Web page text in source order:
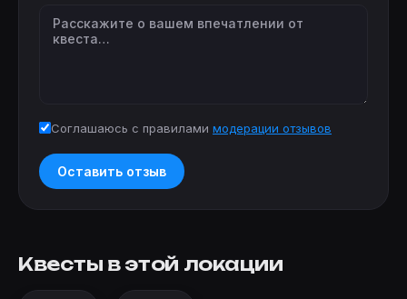
Соглашаюсь с правилами модерации отзывов
Оставить отзыв
Квесты в этой локации